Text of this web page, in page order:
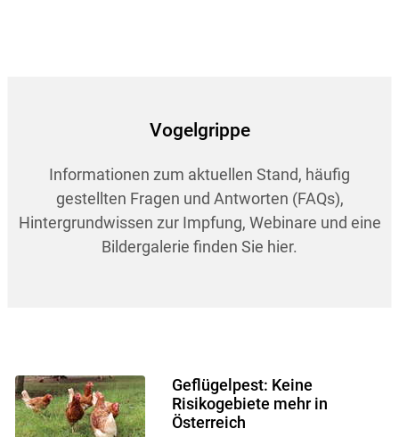
Vogelgrippe
Informationen zum aktuellen Stand, häufig
gestellten Fragen und Antworten (FAQs),
Hintergrundwissen zur Impfung, Webinare und eine
Bildergalerie finden Sie hier.
Geflügelpest: Keine
Risikogebiete mehr in
Österreich